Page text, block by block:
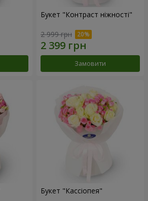
Букет "Контраст ніжності"
2 999 грн
Замовити
Букет "Кассіопея"